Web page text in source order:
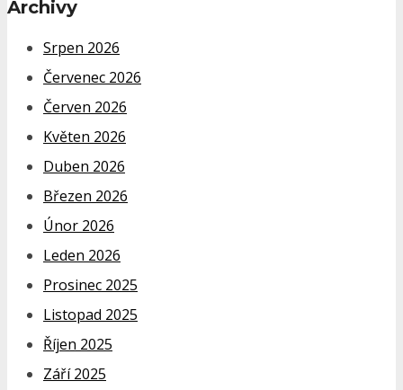
Archivy
Srpen 2026
Červenec 2026
Červen 2026
Květen 2026
Duben 2026
Březen 2026
Únor 2026
Leden 2026
Prosinec 2025
Listopad 2025
Říjen 2025
Září 2025